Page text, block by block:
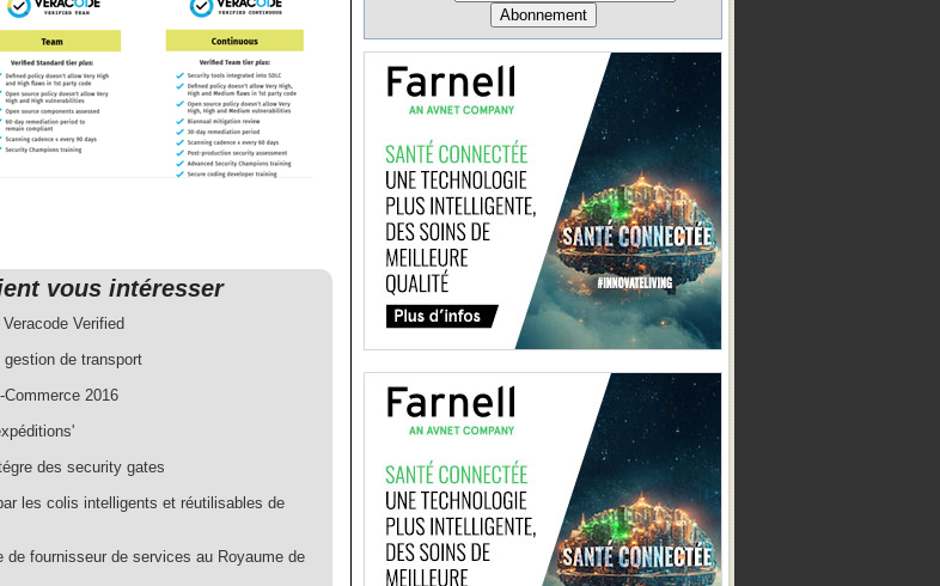
vous intéresser
Verified
gestion de transport
Commerce 2016
des security gates
les colis intelligents et réutilisables de
de fournisseur de services au Royaume de